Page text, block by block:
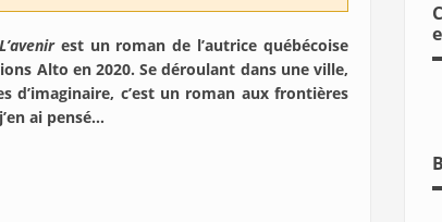
L’avenirest un roman de l’autrice québécoise
Alto en 2020. Se déroulant dans une ville,
c’est un roman aux frontières
ai pensé…